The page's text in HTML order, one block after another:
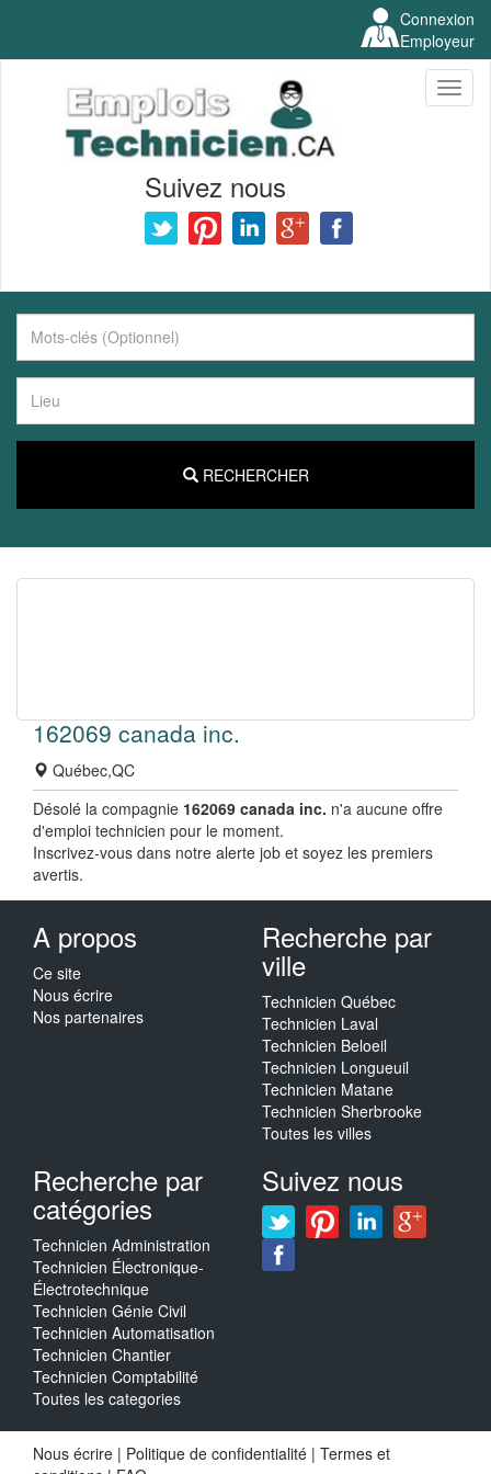
Connexion
Employeur
Suivez nous
RECHERCHER
162069 canada inc.
Québec,QC
Désolé la compagnie 162069 canada inc. n'a aucune offre
d'emploi technicien pour le moment.
Inscrivez-vous dans notre alerte job et soyez les premiers
avertis.
A propos
Ce site
Nous écrire
Nos partenaires
Recherche par
ville
Technicien Québec
Technicien Laval
Technicien Beloeil
Technicien Longueuil
Technicien Matane
Technicien Sherbrooke
Toutes les villes
Recherche par
catégories
Technicien Administration
Technicien Électronique-
Électrotechnique
Technicien Génie Civil
Technicien Automatisation
Technicien Chantier
Technicien Comptabilité
Toutes les categories
Suivez nous
Nous écrire | Politique de confidentialité | Termes et